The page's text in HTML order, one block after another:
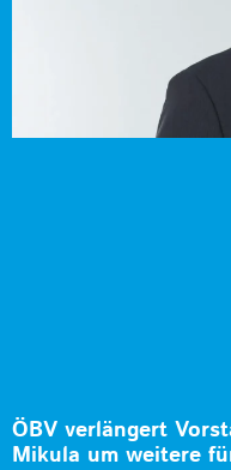
ÖBV verlängert
Mikula um weitere